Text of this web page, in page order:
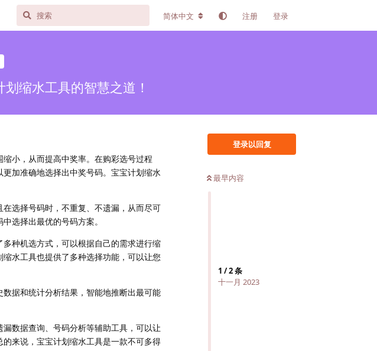
简体中文 注册 登录
缩水工具的智慧之道！
登录以回复
最早内容
1 /2条
十一月 2023
小，从而提高中奖率。在购彩选号过程
加准确地选择出中奖号码。宝宝计划缩水
选择号码时，不重复、不遗漏，从而尽可
选择出最优的号码方案。
种机选方式，可以根据自己的需求进行缩
水工具也提供了多种选择功能，可以让您
据和统计分析结果，智能地推断出最可能
数据查询、号码分析等辅助工具，可以让
来说，宝宝计划缩水工具是一款不可多得